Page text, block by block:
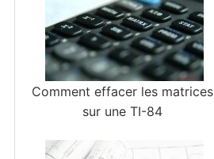
Comment effacer les matrices
sur une TI-84